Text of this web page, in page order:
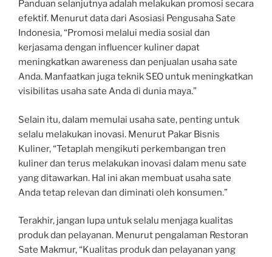
Panduan selanjutnya adalah melakukan promosi secara
efektif. Menurut data dari Asosiasi Pengusaha Sate
Indonesia, “Promosi melalui media sosial dan
kerjasama dengan influencer kuliner dapat
meningkatkan awareness dan penjualan usaha sate
Anda. Manfaatkan juga teknik SEO untuk meningkatkan
visibilitas usaha sate Anda di dunia maya.”
Selain itu, dalam memulai usaha sate, penting untuk
selalu melakukan inovasi. Menurut Pakar Bisnis
Kuliner, “Tetaplah mengikuti perkembangan tren
kuliner dan terus melakukan inovasi dalam menu sate
yang ditawarkan. Hal ini akan membuat usaha sate
Anda tetap relevan dan diminati oleh konsumen.”
Terakhir, jangan lupa untuk selalu menjaga kualitas
produk dan pelayanan. Menurut pengalaman Restoran
Sate Makmur, “Kualitas produk dan pelayanan yang